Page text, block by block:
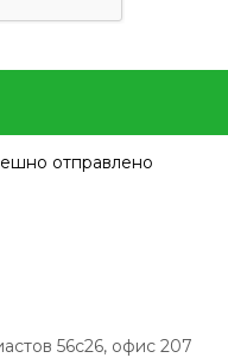
отправлено
56с26, офис 207